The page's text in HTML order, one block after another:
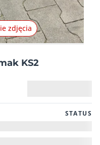
zdjęcia
KS2
STATUS